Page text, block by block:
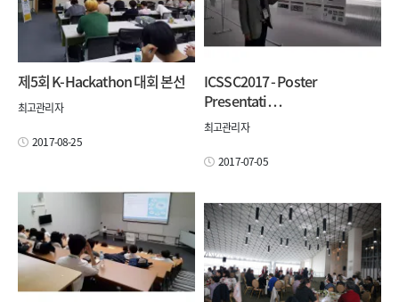
제5회 K-Hackathon 대회 본선
최고관리자
2017-08-25
ICSSC2017 - Poster
Presentati…
최고관리자
2017-07-05